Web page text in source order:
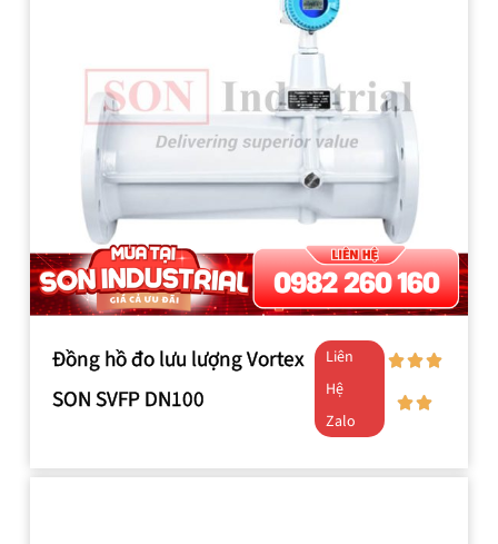
Đồng hồ đo lưu lượng Vortex
SON SVFP DN100
Liên
Hệ
Zalo